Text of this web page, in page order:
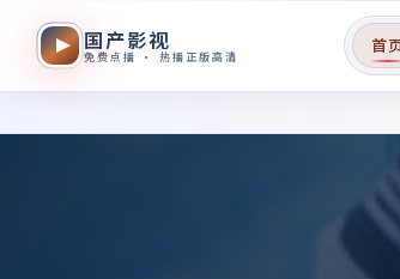
国产影视
免费点播 · 热播正版高清 首
免费国产影视作品在